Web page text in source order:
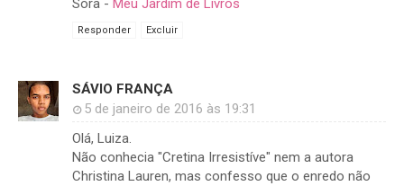
Sora - Meu Jardim de Livros
Responder Excluir
SÁVIO FRANÇA
5 de janeiro de 2016 às 19:31
Olá, Luiza.
Não conhecia "Cretina Irresistíve" nem a autora
Christina Lauren, mas confesso que o enredo não